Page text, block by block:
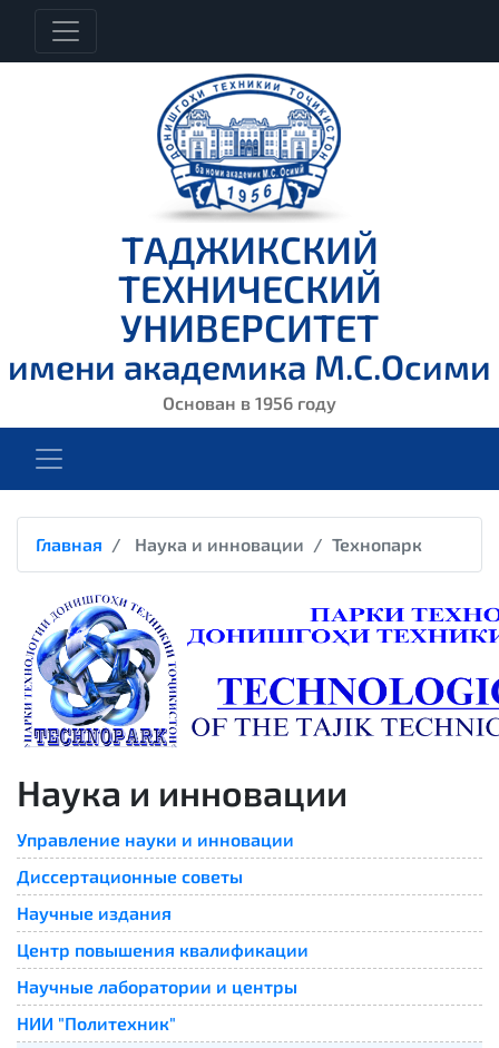
ТАДЖИКСКИЙ
ТЕХНИЧЕСКИЙ
УНИВЕРСИТЕТ
имени академика М.С.Осими
Основан в 1956 году
Главная Наука и инновации Технопарк
Наука и инновации
Управление науки и инновации
Диссертационные советы
Научные издания
Центр повышения квалификации
Научные лаборатории и центры
НИИ "Политехник"